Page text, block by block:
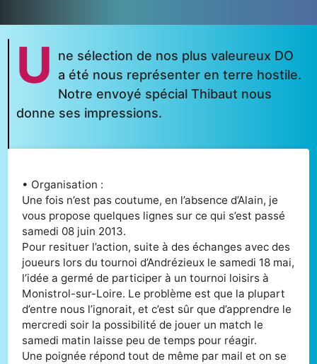
U
ne sélection de nos plus valeureux DO
a été nous représenter en terre hostile.
Notre envoyé spécial Thibaut nous
donne ses impressions.
• Organisation :
Une fois n’est pas coutume, en l’absence d’Alain, je
vous propose quelques lignes sur ce qui s’est passé
samedi 08 juin 2013.
Pour resituer l’action, suite à des échanges avec des
joueurs lors du tournoi d’Andrézieux le samedi 18 mai,
l’idée a germé de participer à un tournoi loisirs à
Monistrol-sur-Loire. Le problème est que la plupart
d’entre nous l’ignorait, et c’est sûr que d’apprendre le
mercredi soir la possibilité de jouer un match le
samedi matin laisse peu de temps pour réagir.
Une poignée répond tout de même par mail et on se